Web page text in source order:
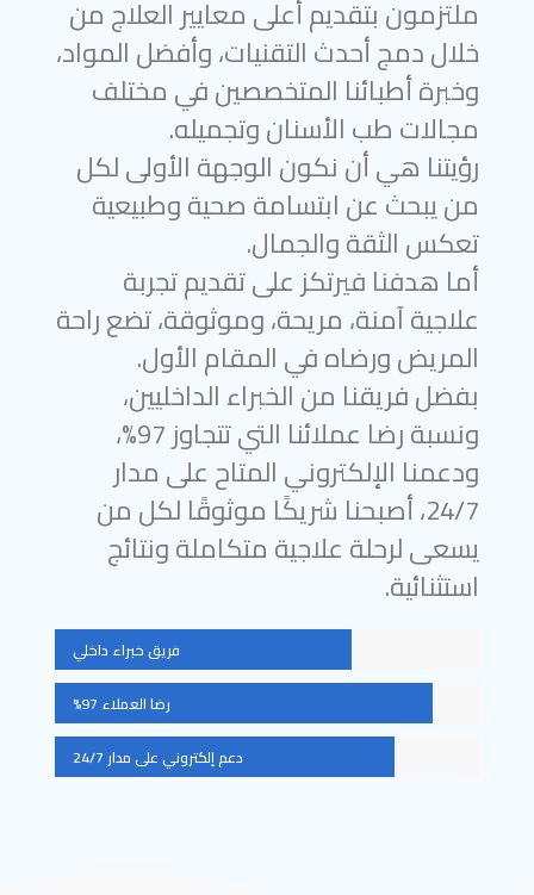
ملتزمون بتقديم أعلى معايير العلاج من
خلال دمج أحدث التقنيات، وأفضل المواد،
وخبرة أطبائنا المتخصصين في مختلف
مجالات طب الأسنان وتجميله.
رؤيتنا هي أن نكون الوجهة الأولى لكل
من يبحث عن ابتسامة صحية وطبيعية
تعكس الثقة والجمال.
أما هدفنا فيرتكز على تقديم تجربة
علاجية آمنة، مريحة، وموثوقة، تضع راحة
المريض ورضاه في المقام الأول.
بفضل فريقنا من الخبراء الداخليين،
ونسبة رضا عملائنا التي تتجاوز 97%،
ودعمنا الإلكتروني المتاح على مدار
24/7، أصبحنا شريكًا موثوقًا لكل من
يسعى لرحلة علاجية متكاملة ونتائج
استثنائية.
فريق خبراء داخلي
رضا العملاء 97%
دعم إلكتروني على مدار 24/7